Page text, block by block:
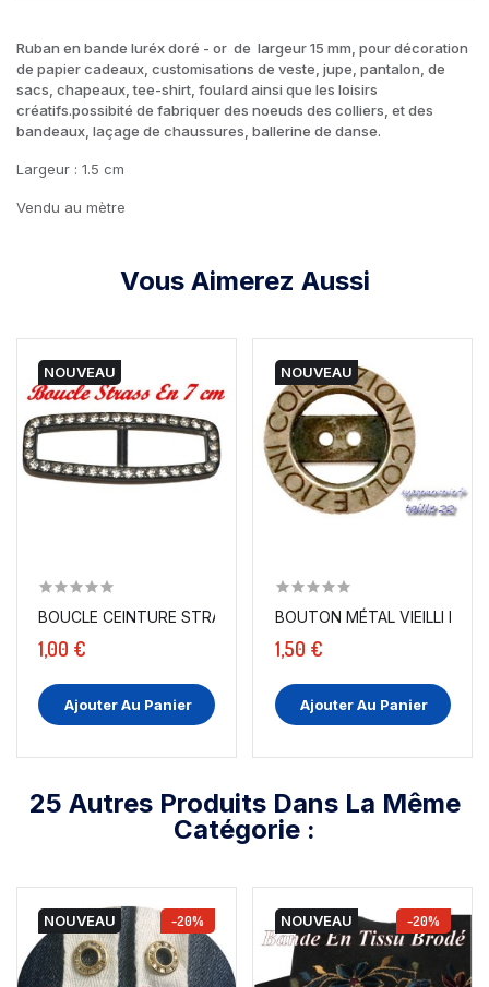
Ruban en bande luréx doré - or de largeur 15 mm, pour décoration
de papier cadeaux, customisations de veste, jupe, pantalon, de
sacs, chapeaux, tee-shirt, foulard ainsi que les loisirs
créatifs.possibité de fabriquer des noeuds des colliers, et des
bandeaux, laçage de chaussures, ballerine de danse.
Largeur : 1.5 cm
Vendu au mètre
Vous Aimerez Aussi
NOUVEAU
BOUCLE CEINTURE STRASS NOIR A COUDRE, POUR...
1,00 €
Ajouter Au Panier
NOUVEAU
BOUTON MÉTAL VIEILLI EN
1,50 €
Ajouter Au Panier
25 Autres Produits Dans La Même
Catégorie :
NOUVEAU -20% NOUVEAU -20%